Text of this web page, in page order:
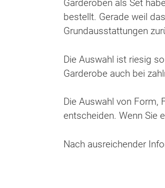
Garderoben als Set
bestellt. Gerade weil
Grundausstattungen
Die Auswahl ist riesig
Garderobe auch bei
Die Auswahl von Form,
entscheiden. Wenn Sie
Nach ausreichender